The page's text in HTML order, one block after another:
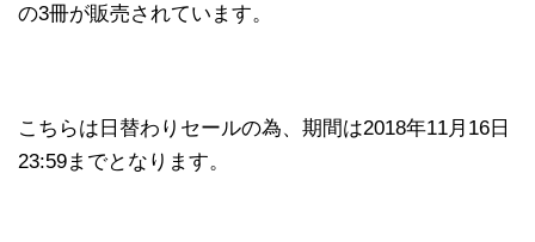
の3冊が販売されています。
こちらは日替わりセールの為、期間は2018年11月16日
23:59までとなります。